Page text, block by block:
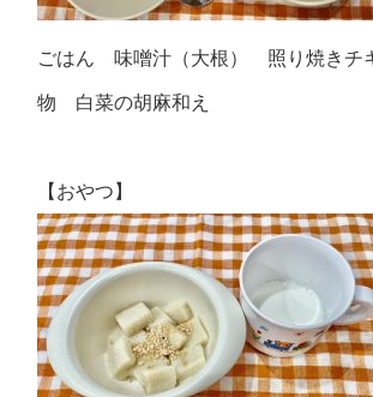
ごはん 味噌汁（大根） 照り焼きチ
物 白菜の胡麻和え
【おやつ】